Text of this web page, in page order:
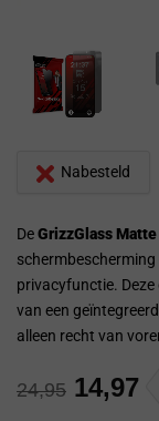
Nabesteld
DeGrizzGlass
privacyfunctie.
van een
alleen recht van
24,95 14,97